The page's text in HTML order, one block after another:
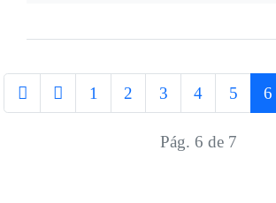
1 2 3 4 5 6
Pág. 6 de 7